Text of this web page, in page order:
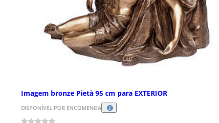
Imagem bronze Pietà 95 cm para EXTERIOR
DISPONÍVEL POR ENCOMENDA